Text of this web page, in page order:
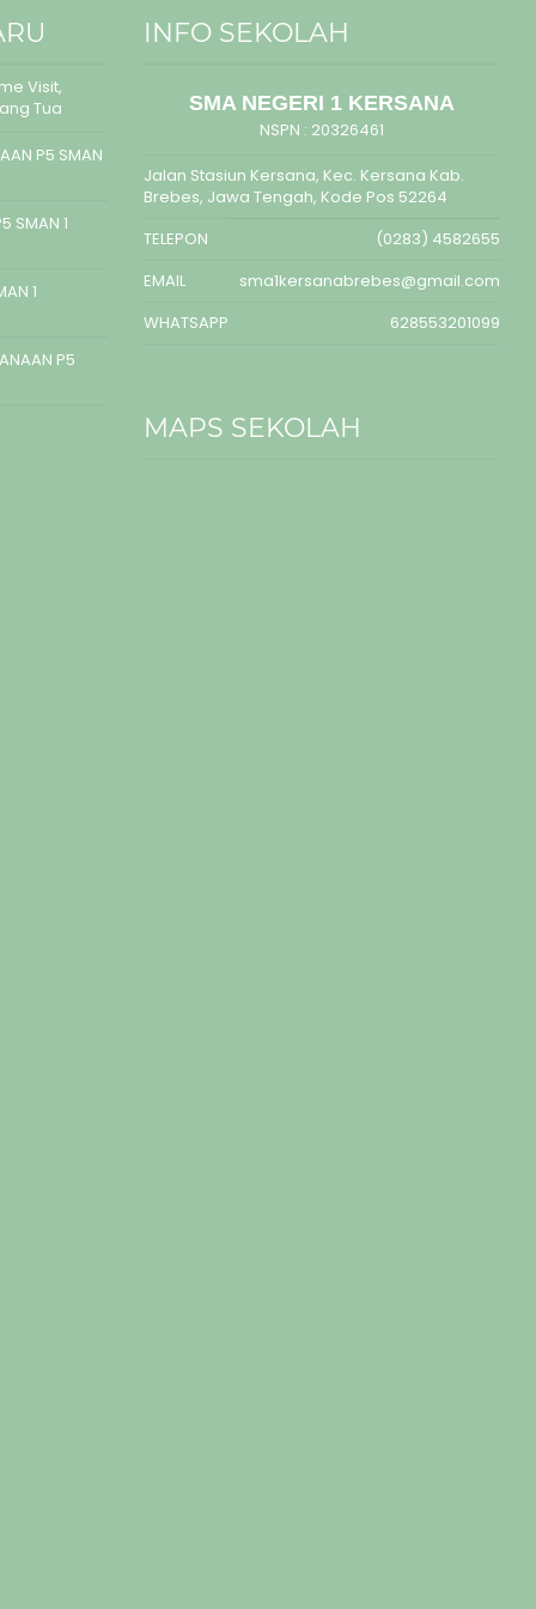
Visit,
Tua
P5 SMAN
SMAN 1
1
P5
INFO SEKOLAH
SMA NEGERI 1 KERSANA
NSPN : 20326461
Jalan Stasiun Kersana, Kec. Kersana Kab.
Brebes, Jawa Tengah, Kode Pos 52264
TELEPON
(0283) 4582655
EMAIL
sma1kersanabrebes@gmail.com
WHATSAPP
628553201099
MAPS SEKOLAH